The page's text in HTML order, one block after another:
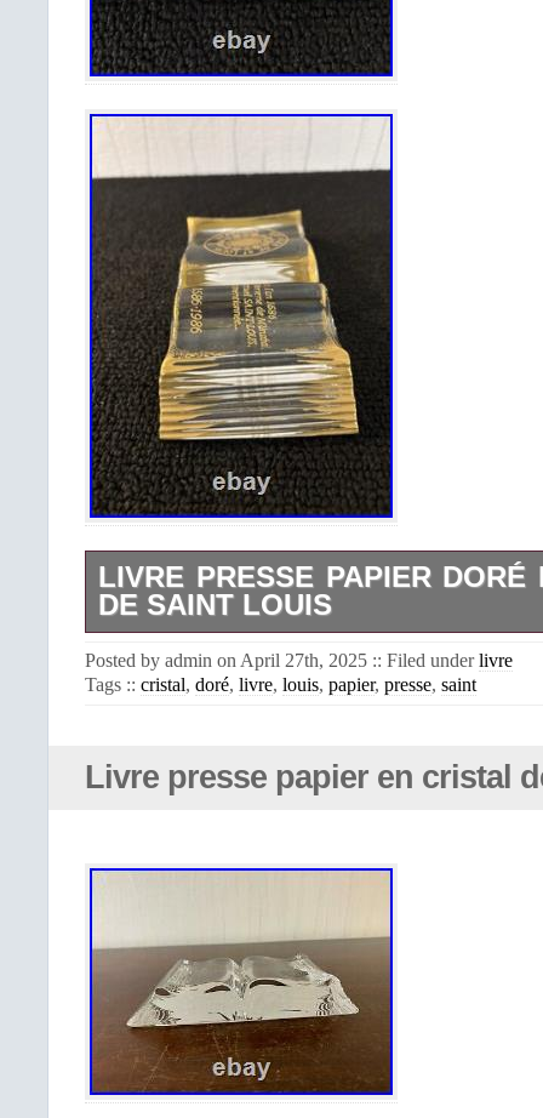
LIVRE PRESSE PAPIER DORÉ
DE SAINT LOUIS
Dimensions : 15 x 7.5. Pensez à la
(je vous enverrai une facture
Posted by admin on April 27th, 2025 :: Filed underlivre
Tags :: cristal, doré, livre, louis, papier, presse, saint
Livre presse papier en cristal